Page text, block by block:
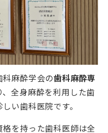
科麻酔学会の歯科麻酔専
、全身麻酔を利用した歯
い歯科医院です。
を持った歯科医師は全